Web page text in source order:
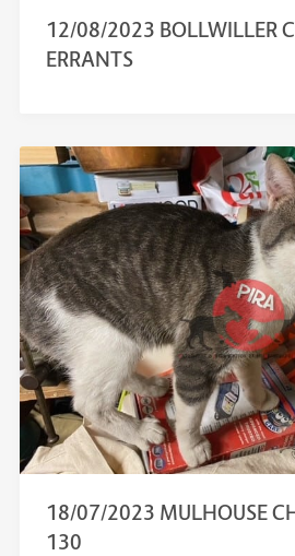
12/08/2023 BOLLWILLER
ERRANTS
18/07/2023 MULHOUSE
130